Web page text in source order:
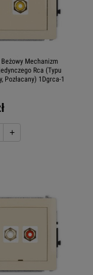
Mechanizm
Rca (Typu
Pozłacany) 1Dgrca-1
+